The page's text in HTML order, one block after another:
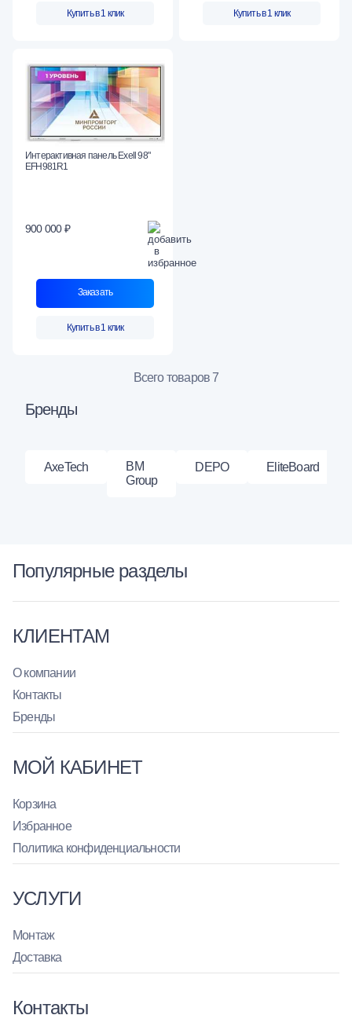
Купить в 1 клик Купить в 1 клик
Интерактивная панель Exell 98"
EFH981R1
900 000 ₽
Заказать
Купить в 1 клик
Всего товаров 7
Бренды
AxeTech
BM
Group
DEPO EliteBoard
Популярные разделы
КЛИЕНТАМ
О компании
Контакты
Бренды
МОЙ КАБИНЕТ
Корзина
Избранное
Политика конфиденциальности
УСЛУГИ
Монтаж
Доставка
Контакты